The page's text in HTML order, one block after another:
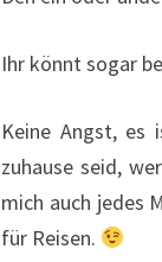
Ihr könnt sogar
Keine Angst, es
zuhause seid,
mich auch jedes
für Reisen.